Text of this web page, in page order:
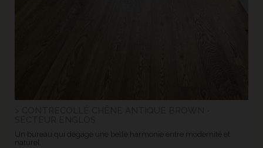
Un bureau qui dégage une belle harmonie entre modernité et
naturel.